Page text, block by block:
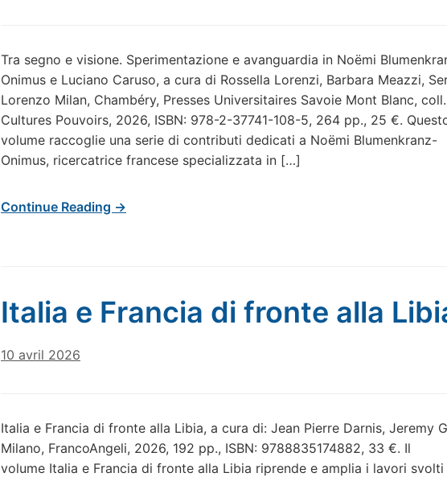
Tra segno e visione. Sperimentazione e avanguardia in Noëmi
Onimus e Luciano Caruso, a cura di Rossella Lorenzi, Barbara Meazzi,
Lorenzo Milan, Chambéry, Presses Universitaires Savoie Mont Blanc,
Cultures Pouvoirs, 2026, ISBN: 978-2-37741-108-5, 264 pp., 25 €.
volume raccoglie una serie di contributi dedicati a Noëmi Blumenkranz-
Onimus, ricercatrice francese specializzata in […]
Continue Reading →
Italia e Francia di fronte alla
10 avril 2026
Italia e Francia di fronte alla Libia, a cura di: Jean Pierre Darnis, Jeremy
Milano, FrancoAngeli, 2026, 192 pp., ISBN: 9788835174882, 33 €. Il
volume Italia e Francia di fronte alla Libia riprende e amplia i lavori svolti